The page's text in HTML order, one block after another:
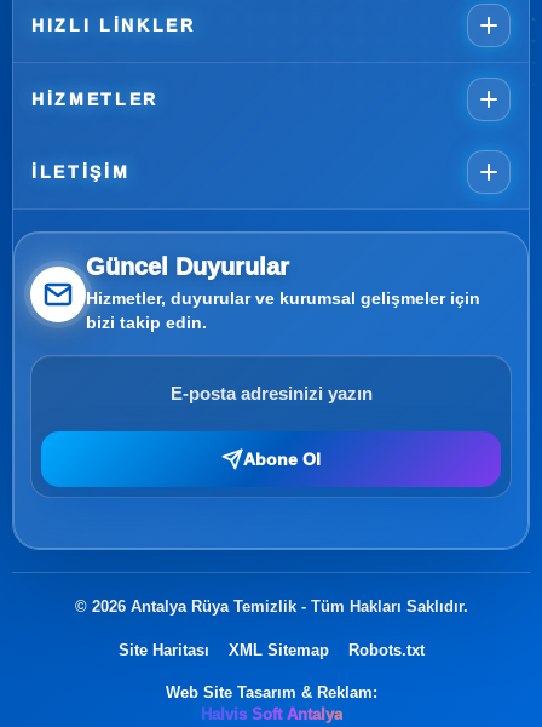
HIZLI LINKLER
HIZMETLER
İLETIŞIM
Güncel Duyurular
Hizmetler, duyurular ve kurumsal gelişmeler için
bizi takip edin.
Abone Ol
© 2026 Antalya Rüya Temizlik - Tüm Hakları Saklıdır.
Site Haritası XML Sitemap Robots.txt
Web Site Tasarım & Reklam:
Halvis Soft Antalya